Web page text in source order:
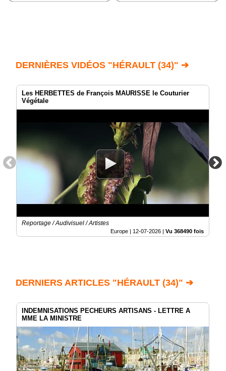
DERNIÈRES VIDÉOS "HÉRAULT (34)" ➔
Les HERBETTES de François MAURISSE le Couturier
Végétale
Reportage / Audivisuel / Artistes
Europe | 12-07-2026 | Vu 368490 fois
DERNIERS ARTICLES "HÉRAULT (34)" ➔
INDEMNISATIONS PECHEURS ARTISANS - LETTRE A
MME LA MINISTRE